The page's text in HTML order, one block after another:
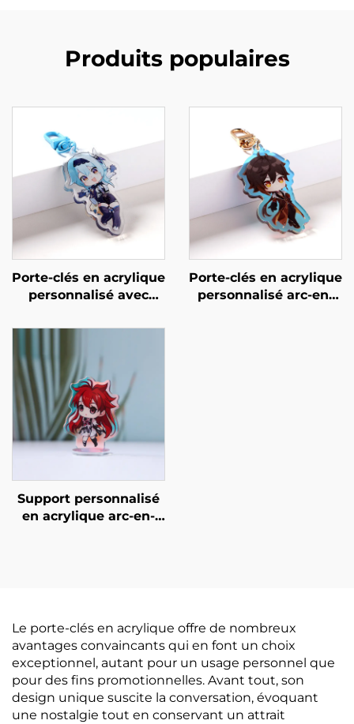
Produits populaires
Porte-clés en acrylique
personnalisé avec
Porte-clés en acrylique
personnalisé arc-en-
Support personnalisé
en acrylique arc-en-
Le porte-clés en acrylique offre de nombreux
avantages convaincants qui en font un choix
exceptionnel, autant pour un usage personnel que
pour des fins promotionnelles. Avant tout, son
design unique suscite la conversation, évoquant
une nostalgie tout en conservant un attrait